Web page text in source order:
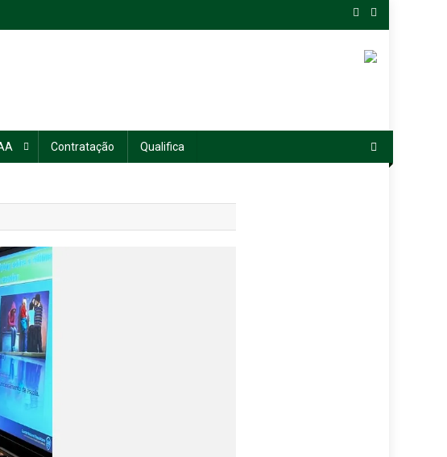
Contratação Qualifica